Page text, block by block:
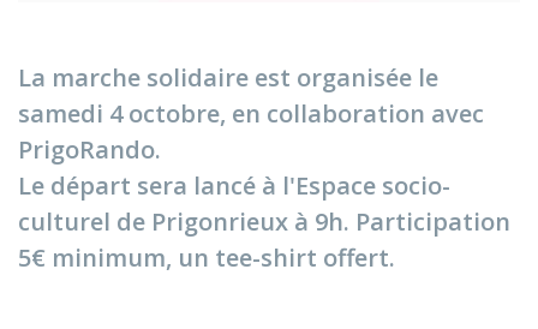
La marche solidaire est organisée le
samedi 4 octobre, en collaboration avec
PrigoRando.
Le départ sera lancé à l'Espace socio-
culturel de Prigonrieux à 9h. Participation
5€ minimum, un tee-shirt offert.